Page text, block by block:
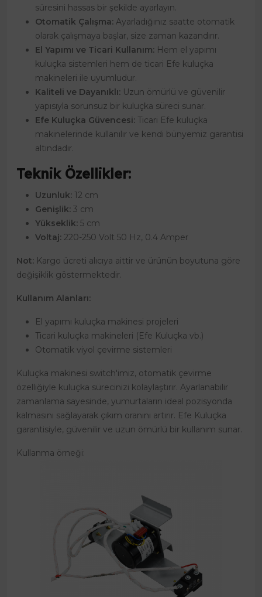
süresini hassas bir şekilde ayarlayın.
Otomatik Çalışma: Ayarladığınız saatte otomatik
olarak çalışmaya başlar, size zaman kazandırır.
El Yapımı ve Ticari Kullanım: Hem el yapımı
kuluçka sistemleri hem de ticari Efe kuluçka
makineleri ile uyumludur.
Kaliteli ve Dayanıklı: Uzun ömürlü ve güvenilir
yapısıyla sorunsuz bir kuluçka süreci sunar.
Efe Kuluçka Güvencesi: Ticari Efe kuluçka
makinelerinde kullanılır ve kendi bünyemiz garantisi
altındadır.
Teknik Özellikler:
Uzunluk: 12 cm
Genişlik: 3 cm
Yükseklik: 5 cm
Voltaj: 220-250 Volt 50 Hz, 0.4 Amper
Not: Kargo ücreti alıcıya aittir ve ürünün boyutuna göre
değişiklik göstermektedir.
Kullanım Alanları:
El yapımı kuluçka makinesi projeleri
Ticari kuluçka makineleri (Efe Kuluçka vb.)
Otomatik viyol çevirme sistemleri
Kuluçka makinesi switch'imiz, otomatik çevirme
özelliğiyle kuluçka sürecinizi kolaylaştırır. Ayarlanabilir
zamanlama sayesinde, yumurtaların ideal pozisyonda
kalmasını sağlayarak çıkım oranını artırır. Efe Kuluçka
garantisiyle, güvenilir ve uzun ömürlü bir kullanım sunar.
Kullanma örneği: